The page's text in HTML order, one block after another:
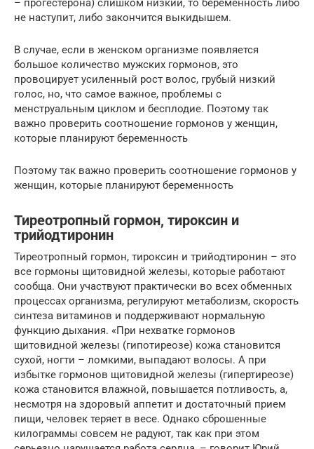
не наступит, либо закончится выкидышем.
В случае, если в женском организме появляется
большое количество мужских гормонов, это
провоцирует усиленный рост волос, грубый низкий
голос, но, что самое важное, проблемы с
менструальным циклом и бесплодие. Поэтому так
важно проверить соотношение гормонов у женщин,
которые планируют беременность
Поэтому так важно проверить соотношение гормонов у
женщин, которые планируют беременность
Тиреотропный гормон, тироксин и
трийодтиронин
Тиреотропный гормон, тироксин и трийодтиронин – это
все гормоны щитовидной железы, которые работают
сообща. Они участвуют практически во всех обменных
процессах организма, регулируют метаболизм, скорость
синтеза витаминов и поддерживают нормальную
функцию дыхания. «При нехватке гормонов
щитовидной железы (гипотиреозе) кожа становится
сухой, ногти – ломкими, выпадают волосы. А при
избытке гормонов щитовидной железы (гипертиреозе)
кожа становится влажной, повышается потливость, а,
несмотря на здоровый аппетит и достаточный прием
пищи, человек теряет в весе. Однако сброшенные
килограммы совсем не радуют, так как при этом